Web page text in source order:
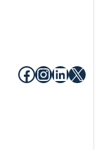
Facebook
X